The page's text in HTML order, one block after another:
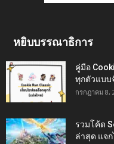
หยิบบรรณาธิการ
คู่มือ
ทุกตัวแบบ
กรกฎาคม 8,
รวมโค้ด
ล่าสุด แจ